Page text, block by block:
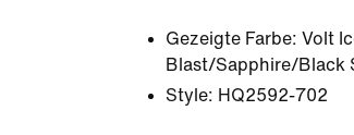
Gezeigte Farbe: Volt
Blast/Sapphire/Black
Style: HQ2592-702